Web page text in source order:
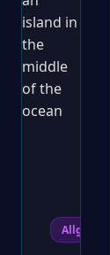
Allgemein